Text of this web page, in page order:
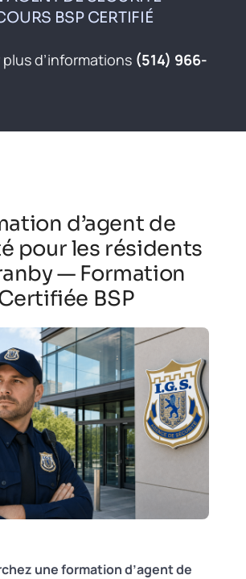
BSP CERTIFIÉ
d’informations (514) 966-
d’agent de
pour les résidents
— Formation
BSP
une formation d’agent de